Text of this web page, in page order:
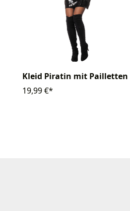
Kleid Piratin mit Pailletten
19,99 €*